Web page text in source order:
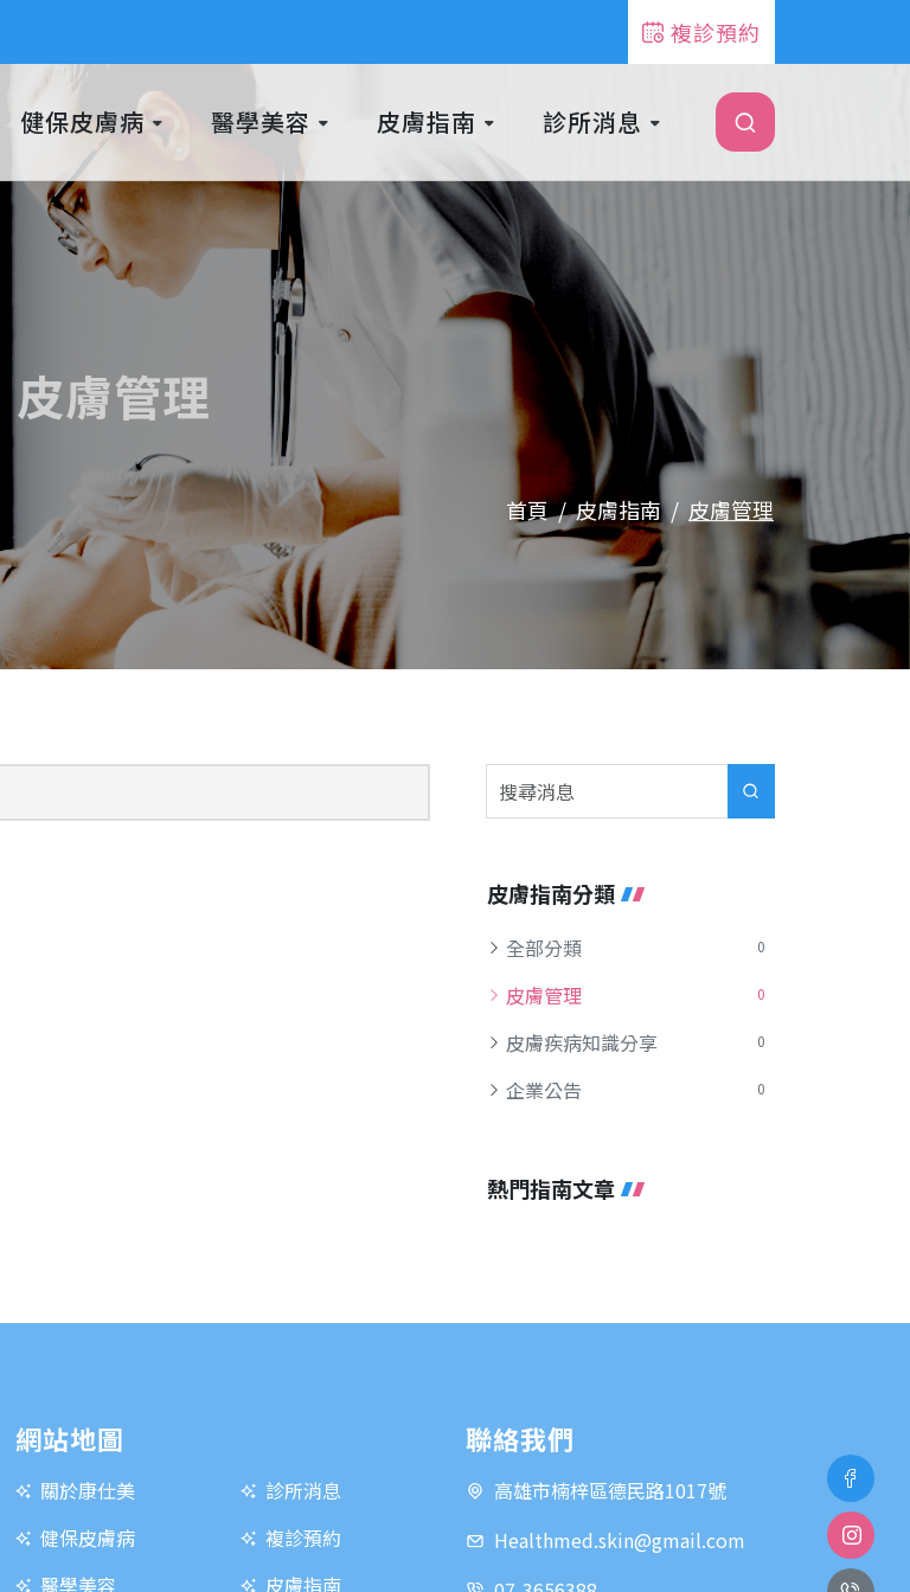
複診預約
健保皮膚病 醫學美容 皮膚指南 診所消息
皮膚管理
首頁 皮膚指南 皮膚管理
皮膚指南分類
全部分類 0
皮膚管理 0
皮膚疾病知識分享 0
企業公告 0
熱門指南文章
網站地圖
關於康仕美
診所消息
健保皮膚病
複診預約
醫學美容
皮膚指南
聯絡我們
高雄市楠梓區德民路1017號
Healthmed.skin@gmail.com